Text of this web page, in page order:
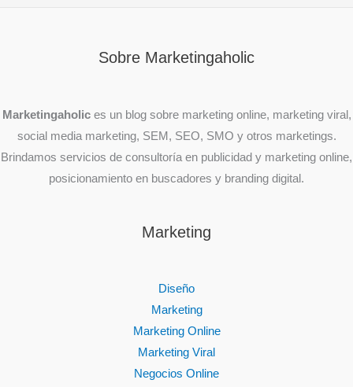
Sobre Marketingaholic
Marketingaholices un blog sobre marketing online, marketing viral,
social media marketing, SEM, SEO, SMO y otros marketings.
Brindamos servicios de consultoría en publicidad y marketing online,
posicionamiento en buscadores y branding digital.
Marketing
Diseño
Marketing
Marketing Online
Marketing Viral
Negocios Online